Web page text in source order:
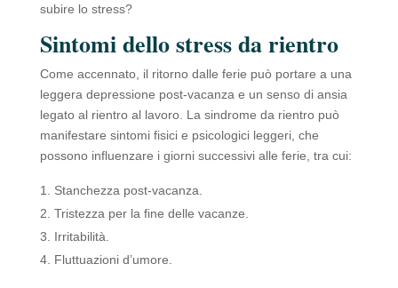
subire lo stress?
Sintomi dello stress da rientro
Come accennato, il ritorno dalle ferie può portare a una
leggera depressione post-vacanza e un senso di ansia
legato al rientro al lavoro. La sindrome da rientro può
manifestare sintomi fisici e psicologici leggeri, che
possono influenzare i giorni successivi alle ferie, tra cui:
Stanchezza post-vacanza.
Tristezza per la fine delle vacanze.
Irritabilità.
Fluttuazioni d’umore.